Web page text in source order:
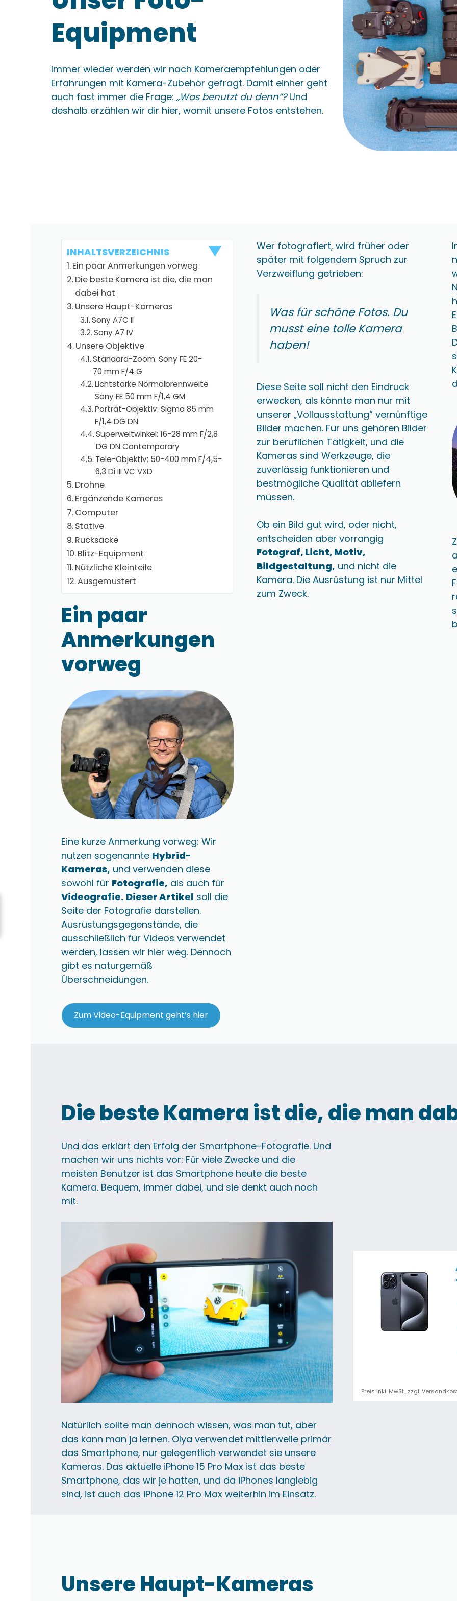
Equipment
Immer wieder werden wir nach Kameraempfehlungen oder
Erfahrungen mit Kamera-Zubehör gefragt. Damit einher geht
auch fast immer die Frage: „Was benutzt du denn“?Und
deshalb erzählen wir dir hier, womit unsere Fotos entstehen.
INHALTSVERZEICHNIS
Ein paar Anmerkungen vorweg
Die beste Kamera ist die, die man
dabei hat
Unsere Haupt-Kameras
Sony A7C II
Sony A7 IV
Unsere Objektive
Standard-Zoom: Sony FE 20-
70 mm F/4 G
Lichtstarke Normalbrennweite
Sony FE 50 mm F/1,4 GM
Porträt-Objektiv: Sigma 85 mm
F/1,4 DG DN
Superweitwinkel: 16-28 mm F/2,8
DG DN Contemporary
Tele-Objektiv: 50-400 mm F/4,5-
6,3 Di III VC VXD
Drohne
Ergänzende Kameras
Computer
Stative
Rucksäcke
Blitz-Equipment
Nützliche Kleinteile
Ausgemustert
Ein paar
Anmerkungen
vorweg
Eine kurze Anmerkung vorweg: Wir
nutzen sogenannte Hybrid-
Kameras, und verwenden diese
sowohl für Fotografie, als auch für
Videografie. Dieser Artikel soll die
Seite der Fotografie darstellen.
Ausrüstungsgegenstände, die
ausschließlich für Videos verwendet
werden, lassen wir hier weg. Dennoch
gibt es naturgemäß
Überschneidungen.
Zum Video-Equipment geht’s hier
Wer fotografiert, wird früher oder
später mit folgendem Spruch zur
Verzweiflung getrieben:
Was für schöne Fotos. Du
musst eine tolle Kamera
haben!
Diese Seite soll nicht den Eindruck
erwecken, als könnte man nur mit
unserer „Vollausstattung“ vernünftige
Bilder machen. Für uns gehören Bilder
zur beruflichen Tätigkeit, und die
Kameras sind Werkzeuge, die
zuverlässig funktionieren und
bestmögliche Qualität abliefern
müssen.
Ob ein Bild gut wird, oder nicht,
entscheiden aber vorrangig
Fotograf, Licht, Motiv,
Bildgestaltung, und nicht die
Kamera. Die Ausrüstung ist nur Mittel
zum Zweck.
Die beste Kamera ist die, die man
Und das erklärt den Erfolg der Smartphone-Fotografie. Und
machen wir uns nichts vor: Für viele Zwecke und die
meisten Benutzer ist das Smartphone heute die beste
Kamera. Bequem, immer dabei, und sie denkt auch noch
mit.
Natürlich sollte man dennoch wissen, was man tut, aber
das kann man ja lernen. Olya verwendet mittlerweile primär
das Smartphone, nur gelegentlich verwendet sie unsere
Kameras. Das aktuelle iPhone 15 Pro Max ist das beste
Smartphone, das wir je hatten, und da iPhones langlebig
sind, ist auch das iPhone 12 Pro Max weiterhin im Einsatz.
Preis inkl. MwSt., zzgl.
Unsere Haupt-Kameras